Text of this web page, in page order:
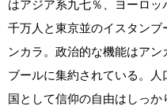
はアジア系九七％、ヨーロ
千万人と東京並のイスタン
ンカラ。政治的な機能はア
ブールに集約されている。人
国として信仰の自由はしっ